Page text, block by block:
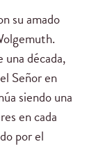
su amado
década,
Señor en
siendo una
en cada
por el